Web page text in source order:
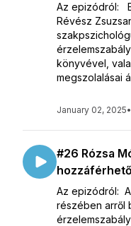
Az epizódról:
Révész
könyvével,
megszolalásai
January 02, 2025•
#26 Rózsa
Az epizódról:
részében arről